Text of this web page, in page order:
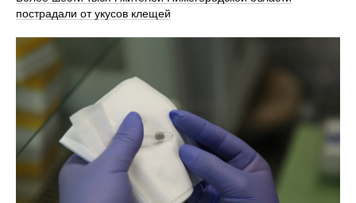
пострадали от укусов клещей